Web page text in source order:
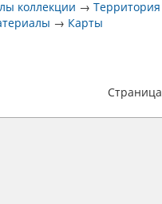
коллекции →Территория
→ Карты
Страница